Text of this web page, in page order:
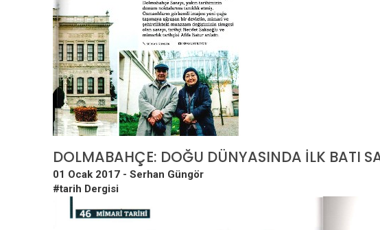
DOLMABAHÇE: DOĞU DÜNYASINDA İLK BATI
01 Ocak 2017 - Serhan Güngör
#tarih Dergisi